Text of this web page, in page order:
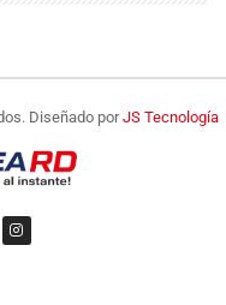
Diseñado porJS Tecnología